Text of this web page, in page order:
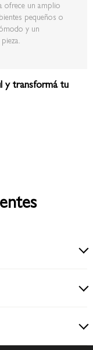
ofrece un amplio
pequeños o
y un
y transformá tu